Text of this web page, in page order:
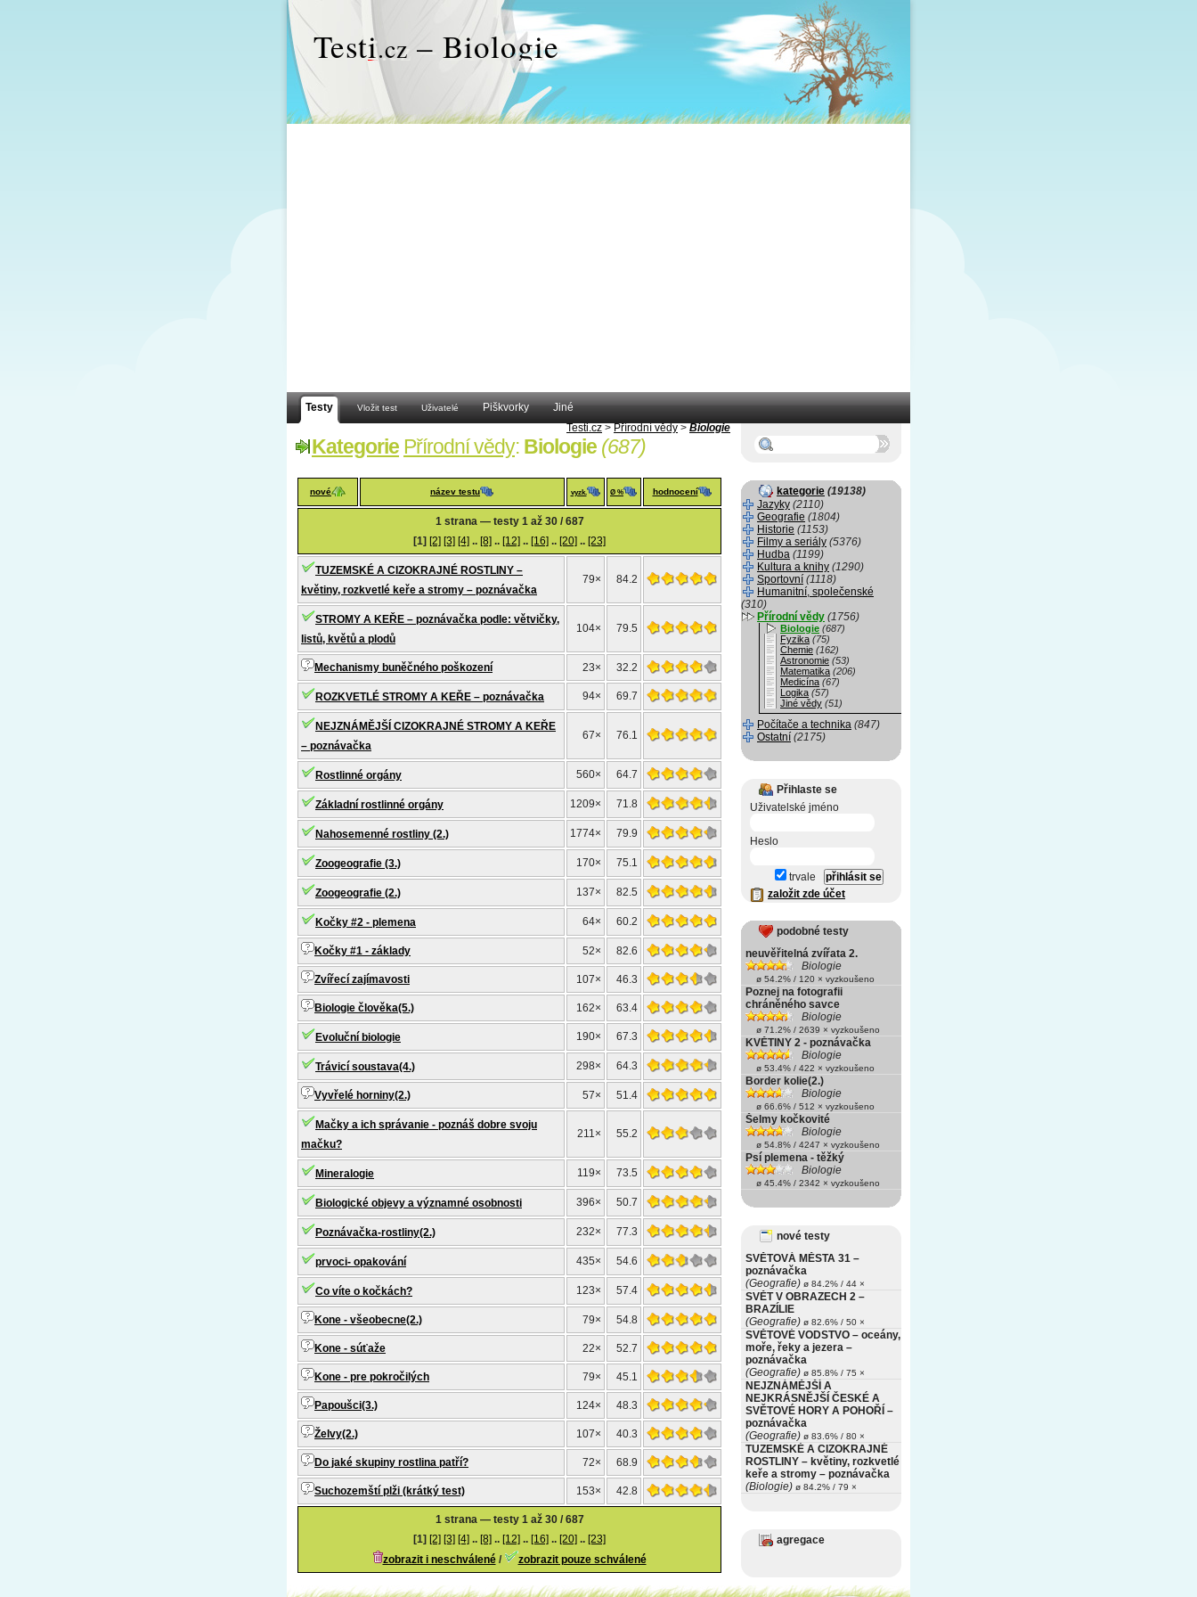
Testi.cz – Biologie
Testy Vložit test Uživatelé Piškvorky
Jiné
Testi.cz > Přírodní vědy > Biologie
Kategorie Přírodní vědy: Biologie (687)
nové název testu vyzk. Ø % hodnocení
1 strana — testy 1 až 30 / 687
[1] [2] [3] [4] .. [8] .. [12] .. [16] .. [20] .. [23]
TUZEMSKÉ A CIZOKRAJNÉ ROSTLINY –
květiny, rozkvetlé keře a stromy – poznávačka
79× 84.2
STROMY A KEŘE – poznávačka podle: větvičky,
listů, květů a plodů
104× 79.5
Mechanismy buněčného poškození 23× 32.2
ROZKVETLÉ STROMY A KEŘE – poznávačka 94× 69.7
NEJZNÁMĚJŠÍ CIZOKRAJNÉ STROMY A KEŘE
– poznávačka
67× 76.1
Rostlinné orgány 560× 64.7
Základní rostlinné orgány 1209× 71.8
Nahosemenné rostliny (2.) 1774× 79.9
Zoogeografie (3.) 170× 75.1
Zoogeografie (2.) 137× 82.5
Kočky #2 - plemena 64× 60.2
Kočky #1 - základy 52× 82.6
Zvířecí zajímavosti 107× 46.3
Biologie člověka(5.) 162× 63.4
Evoluční biologie 190× 67.3
Trávicí soustava(4.) 298× 64.3
Vyvřelé horniny(2.) 57× 51.4
Mačky a ich správanie - poznáš dobre svoju
mačku?
211× 55.2
Mineralogie 119× 73.5
Biologické objevy a významné osobnosti 396× 50.7
Poznávačka-rostliny(2.) 232× 77.3
prvoci- opakování 435× 54.6
Co víte o kočkách? 123× 57.4
Kone - všeobecne(2.) 79× 54.8
Kone - súťaže 22× 52.7
Kone - pre pokročilých 79× 45.1
Papoušci(3.) 124× 48.3
Želvy(2.) 107× 40.3
Do jaké skupiny rostlina patří? 72× 68.9
Suchozemští plži (krátký test) 153× 42.8
1 strana — testy 1 až 30 / 687
[1] [2] [3] [4] .. [8] .. [12] .. [16] .. [20] .. [23]
zobrazit i neschválené/ zobrazit pouze schválené
kategorie (19138)
Jazyky (2110)
Geografie (1804)
Historie (1153)
Filmy a seriály (5376)
Hudba (1199)
Kultura a knihy (1290)
Sportovní (1118)
Humanitní, společenské
(310)
Přírodní vědy (1756)
Biologie (687)
Fyzika (75)
Chemie (162)
Astronomie (53)
Matematika (206)
Medicína (67)
Logika (57)
Jiné vědy (51)
Počítače a technika (847)
Ostatní (2175)
Přihlaste se
Uživatelské jméno
Heslo
trvale
založit zde účet
podobné testy
neuvěřitelná zvířata 2.
Biologie
ø 54.2% / 120 × vyzkoušeno
Poznej na fotografii
chráněného savce
Biologie
ø 71.2% / 2639 × vyzkoušeno
KVĚTINY 2 - poznávačka
Biologie
ø 53.4% / 422 × vyzkoušeno
Border kolie(2.)
Biologie
ø 66.6% / 512 × vyzkoušeno
Šelmy kočkovité
Biologie
ø 54.8% / 4247 × vyzkoušeno
Psí plemena - těžký
Biologie
ø 45.4% / 2342 × vyzkoušeno
nové testy
SVĚTOVÁ MĚSTA 31 –
poznávačka
(Geografie) ø 84.2% / 44 ×
SVĚT V OBRAZECH 2 –
BRAZÍLIE
(Geografie) ø 82.6% / 50 ×
SVĚTOVÉ VODSTVO – oceány,
moře, řeky a jezera –
poznávačka
(Geografie) ø 85.8% / 75 ×
NEJZNÁMĚJŠÍ A
NEJKRÁSNĚJŠÍ ČESKÉ A
SVĚTOVÉ HORY A POHOŘÍ –
poznávačka
(Geografie) ø 83.6% / 80 ×
TUZEMSKÉ A CIZOKRAJNÉ
ROSTLINY – květiny, rozkvetlé
keře a stromy – poznávačka
(Biologie) ø 84.2% / 79 ×
agregace